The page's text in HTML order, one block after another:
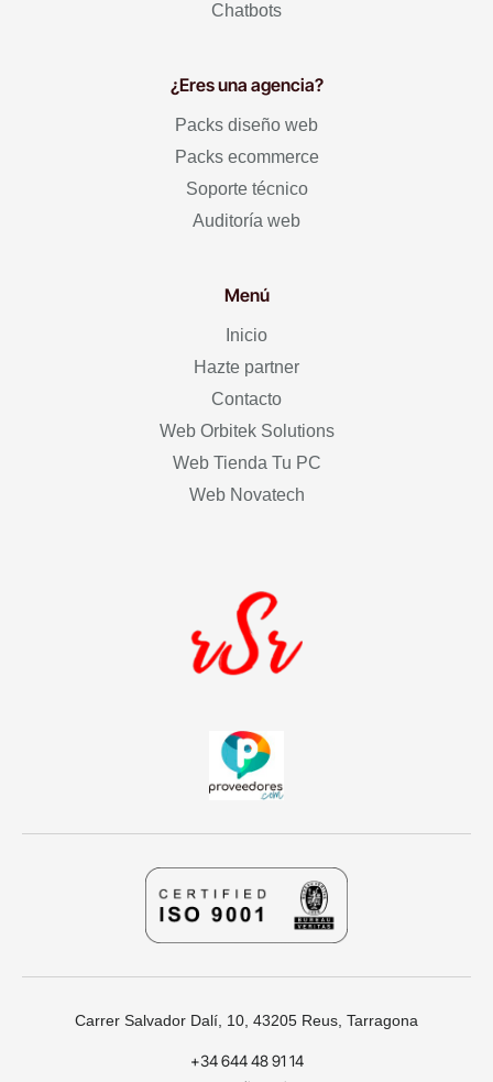
Menú
Inicio
Hazte partner
Contacto
Web Orbitek Solutions
Web Tienda Tu PC
Web Novatech
¿Eres una agencia?
Packs diseño web
Packs ecommerce
Soporte técnico
Auditoría web
Chatbots
Carrer Salvador Dalí, 10, 43205 Reus, Tarragona
+34 644 48 91 14